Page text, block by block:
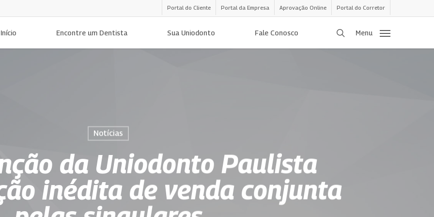
Portal do Cliente Portal da Empresa Aprovação Online Portal do Corretor
Início Encontre um Dentista Sua Uniodonto Fale Conosco procurar
Menu
Notícias
da Uniodonto Paulista
inédita de venda conjunta